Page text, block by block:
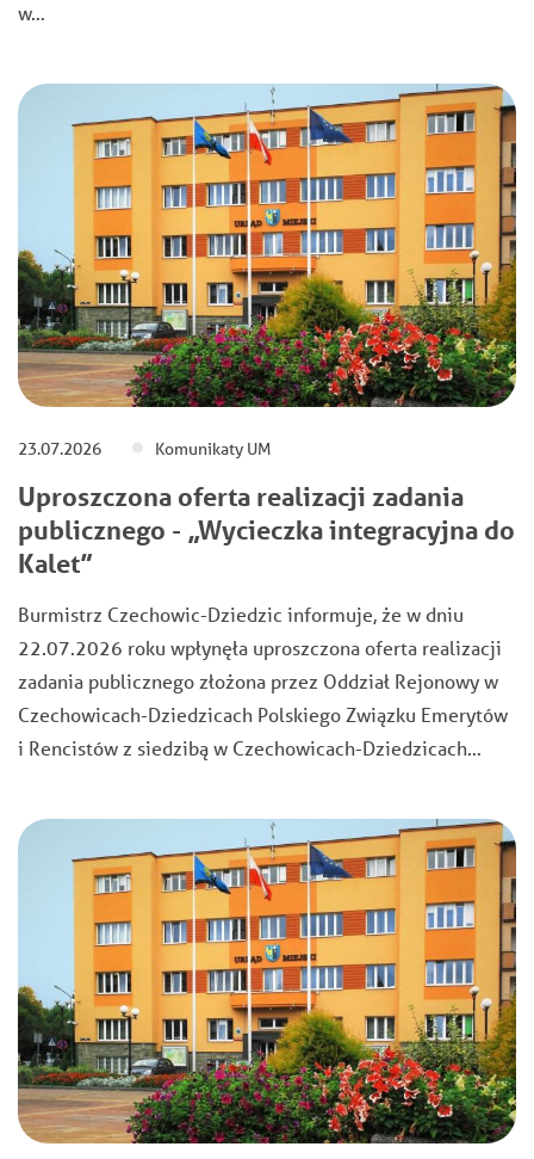
w…
23.07.2026 Komunikaty UM
Uproszczona oferta realizacji zadania
publicznego - „Wycieczka integracyjna do
Kalet”
Burmistrz Czechowic-Dziedzic informuje, że w dniu
22.07.2026 roku wpłynęła uproszczona oferta realizacji
zadania publicznego złożona przez Oddział Rejonowy w
Czechowicach-Dziedzicach Polskiego Związku Emerytów
i Rencistów z siedzibą w Czechowicach-Dziedzicach…